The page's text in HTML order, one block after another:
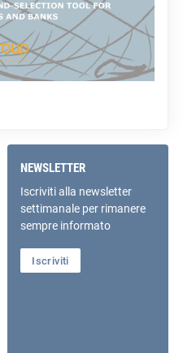
NEWSLETTER
Iscriviti alla newsletter
settimanale per rimanere
sempre informato
Iscriviti